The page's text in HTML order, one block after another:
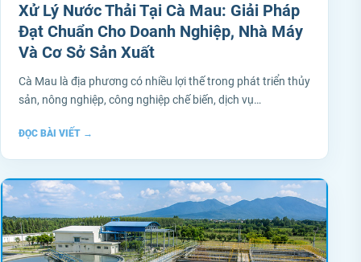
Xử Lý Nước Thải Tại Cà Mau: Giải Pháp
Đạt Chuẩn Cho Doanh Nghiệp, Nhà Máy
Và Cơ Sở Sản Xuất
Cà Mau là địa phương có nhiều lợi thế trong phát triển thủy
sản, nông nghiệp, công nghiệp chế biến, dịch vụ…
ĐỌC BÀI VIẾT →